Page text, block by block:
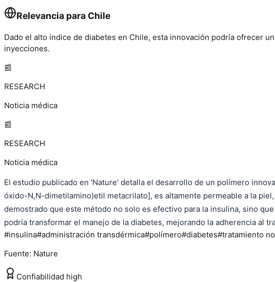
Relevancia para Chile
Dado el alto índice de diabetes en Chile, esta innovación podría ofrecer
inyecciones.
📰
RESEARCH
Noticia médica
📰
RESEARCH
Noticia médica
El estudio publicado en 'Nature' detalla el desarrollo de un polímero
óxido-N,N-dimetilamino)etil metacrilato], es altamente permeable a la
demostrado que este método no solo es efectivo para la insulina, sino
podría transformar el manejo de la diabetes, mejorando la adherencia al
#insulina#administración transdérmica#polímero#diabetes#tratamiento
Fuente: Nature
Confiabilidad high